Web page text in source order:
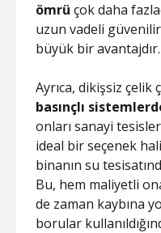
ömrü çok daha
uzun vadeli
büyük bir avantajdır.
Ayrıca, dikişsiz
basınçlı
onları sanayi
ideal bir seçenek
binanın su
Bu, hem maliyetli
de zaman kaybına
borular